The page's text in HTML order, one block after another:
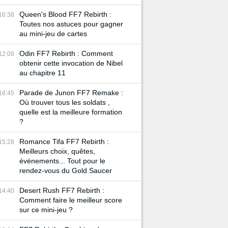
Queen's Blood FF7 Rebirth :
Toutes nos astuces pour gagner
au mini-jeu de cartes
Odin FF7 Rebirth : Comment
obtenir cette invocation de Nibel
au chapitre 11
Parade de Junon FF7 Remake :
Où trouver tous les soldats ,
quelle est la meilleure formation
?
Romance Tifa FF7 Rebirth :
Meilleurs choix, quêtes,
événements... Tout pour le
rendez-vous du Gold Saucer
Desert Rush FF7 Rebirth :
Comment faire le meilleur score
sur ce mini-jeu ?